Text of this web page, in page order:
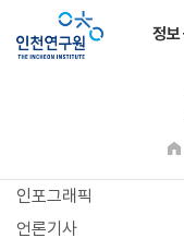
정보
인포그래픽
언론기사